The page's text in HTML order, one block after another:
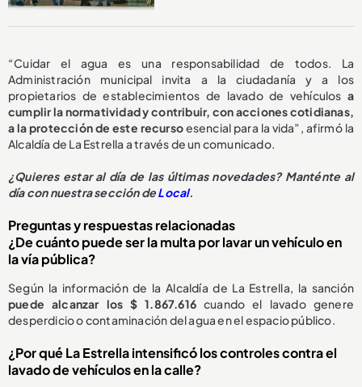
“Cuidar el agua es una responsabilidad de todos. La
Administración municipal invita a la ciudadanía y a los
propietarios de establecimientos de lavado de vehículos a
cumplir la normatividad y contribuir, con acciones cotidianas,
a la protección de este recursoesencial para la vida”, afirmó la
Alcaldía de La Estrella a través de un comunicado.
¿Quieres estar al día de las últimas novedades? Manténte al
día con nuestra sección deLocal.
Preguntas y respuestas relacionadas
¿De cuánto puede ser la multa por lavar un vehículo en
la vía pública?
Según la información de la Alcaldía de La Estrella, la sanción
puede alcanzar los $ 1.867.616 cuando el lavado genere
desperdicio o contaminación del agua en el espacio público.
¿Por qué La Estrella intensificó los controles contra el
lavado de vehículos en la calle?